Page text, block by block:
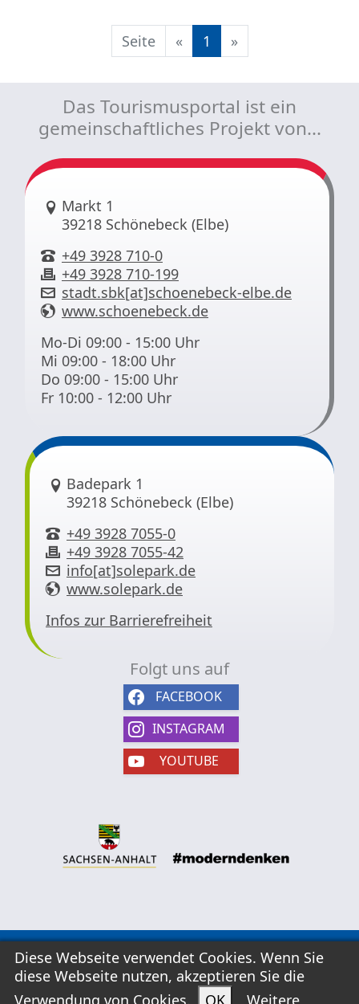
Seite « 1 »
Das Tourismusportal ist ein
gemeinschaftliches Projekt von...
Link zur Google-Maps Navigation
Markt 1
39218 Schönebeck (Elbe)
+49 3928 710-0
+49 3928 710-199
stadt.sbk[at]schoenebeck-elbe.de
www.schoenebeck.de
Mo-Di 09:00 - 15:00 Uhr
Mi 09:00 - 18:00 Uhr
Do 09:00 - 15:00 Uhr
Fr 10:00 - 12:00 Uhr
Folgt uns auf
FACEBOOK
INSTAGRAM
YOUTUBE
Link zur Google-Maps Navigation
Badepark 1
39218 Schönebeck (Elbe)
+49 3928 7055-0
+49 3928 7055-42
info[at]solepark.de
www.solepark.de
Infos zur Barrierefreiheit
Kontakt
AGB
Widerrufsformular
Diese Webseite verwendet Cookies. Wenn Sie
diese Webseite nutzen, akzeptieren Sie die
Verwendung von Cookies.
OK Weitere